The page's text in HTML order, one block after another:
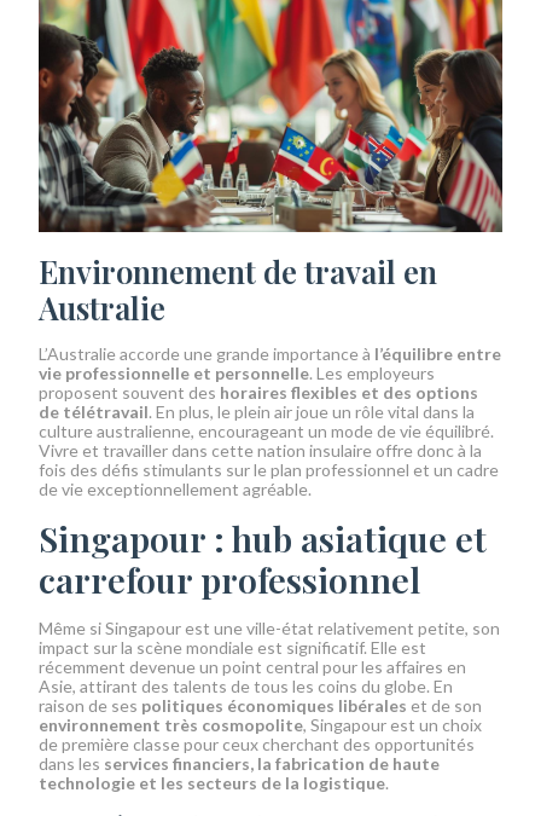
Environnement de travail en
Australie
L’Australie accorde une grande importance à l’équilibre entre
vie professionnelle et personnelle. Les employeurs
proposent souvent des horaires flexibles et des options
de télétravail. En plus, le plein air joue un rôle vital dans la
culture australienne, encourageant un mode de vie équilibré.
Vivre et travailler dans cette nation insulaire offre donc à la
fois des défis stimulants sur le plan professionnel et un cadre
de vie exceptionnellement agréable.
Singapour : hub asiatique et
carrefour professionnel
Même si Singapour est une ville-état relativement petite, son
impact sur la scène mondiale est significatif. Elle est
récemment devenue un point central pour les affaires en
Asie, attirant des talents de tous les coins du globe. En
raison de ses politiques économiques libérales et de son
environnement très cosmopolite, Singapour est un choix
de première classe pour ceux cherchant des opportunités
dans les services financiers, la fabrication de haute
technologie et les secteurs de la logistique.